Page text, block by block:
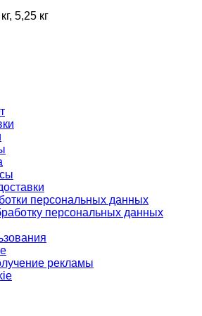
5,25 кг
персональных данных
персональных данных
рекламы